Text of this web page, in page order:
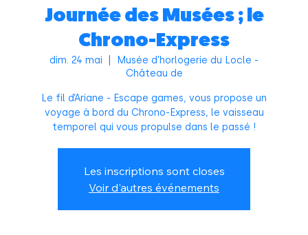
Journée des Musées ; le
Chrono-Express
dim. 24 mai
Musée d'horlogerie du Locle -
Château de
Le fil d’Ariane - Escape games, vous propose un
voyage à bord du Chrono-Express, le vaisseau
temporel qui vous propulse dans le passé !
Les inscriptions sont closes
Voir d'autres événements